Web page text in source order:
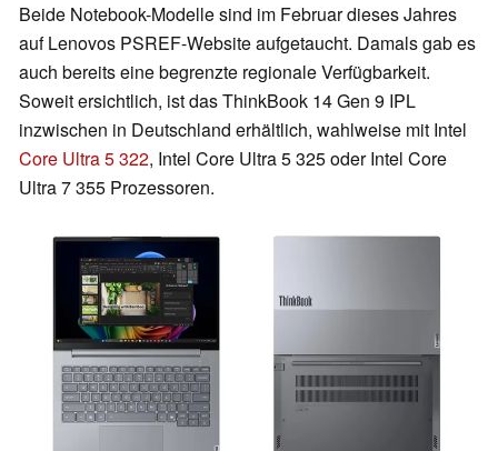
Beide Notebook-Modelle sind im Februar dieses Jahres
auf Lenovos PSREF-Website aufgetaucht. Damals gab es
auch bereits eine begrenzte regionale Verfügbarkeit.
Soweit ersichtlich, ist das ThinkBook 14 Gen 9 IPL
inzwischen in Deutschland erhältlich, wahlweise mit Intel
Core Ultra 5 322, Intel Core Ultra 5 325 oder Intel Core
Ultra 7 355 Prozessoren.